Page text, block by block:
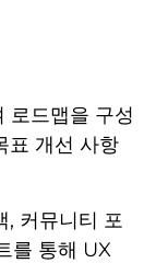
로드맵을 구성
표 개선 사항
, 커뮤니티 포
를 통해 UX